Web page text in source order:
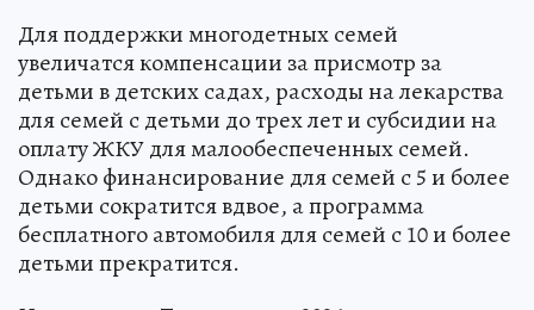
Для поддержки многодетных семей
увеличатся компенсации за присмотр за
детьми в детских садах, расходы на лекарства
для семей с детьми до трех лет и субсидии на
оплату ЖКУ для малообеспеченных семей.
Однако финансирование для семей с 5 и более
детьми сократится вдвое, а программа
бесплатного автомобиля для семей с 10 и более
детьми прекратится.